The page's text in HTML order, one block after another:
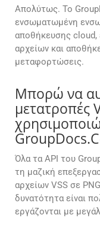
Απολύτως. Το
ενσωματωμένη
αποθήκευσης cloud,
αρχείων και
μεταφορτώσεις.
Μπορώ να
μετατροπές
Όλα τα API του
τη μαζική
αρχείων VSS σε
δυνατότητα είναι
εργάζονται με